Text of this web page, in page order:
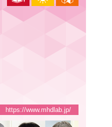
https://www.mhdlab.jp/